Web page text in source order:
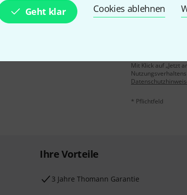
Geht klar Cookies ablehnen
gewinne mit etwas Glück
Mit Klick auf „Jetzt
* Pflichtfeld
Ihre Vorteile
3 Jahre Thomann Garantie